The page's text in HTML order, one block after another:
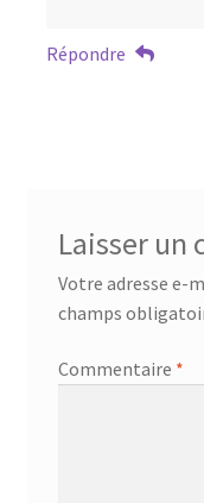
Répondre
Laisser un
Votre adresse e-
champs
Commentaire *